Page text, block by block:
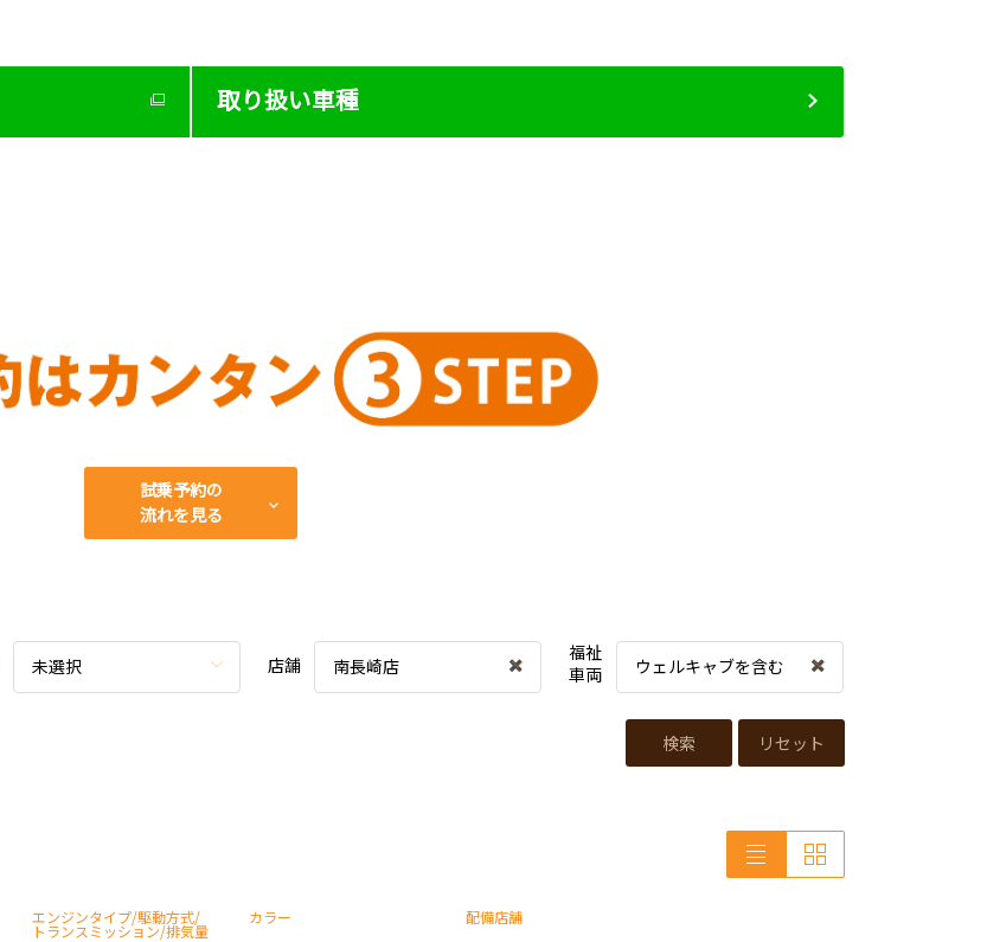
取り扱い車種
試乗予約の
流れを見る
未選択 店舗 南長崎店
福祉
車両
ウェルキャブを含む
検索 リセット
エンジンタイプ/駆動方式/
トランスミッション/排気量
カラー 配備店舗